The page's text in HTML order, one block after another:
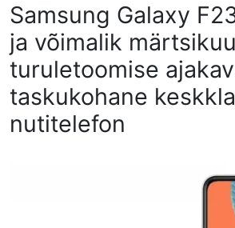
Samsung Galaxy
ja võimalik märtsikuu
turuletoomise
taskukohane
nutitelefon